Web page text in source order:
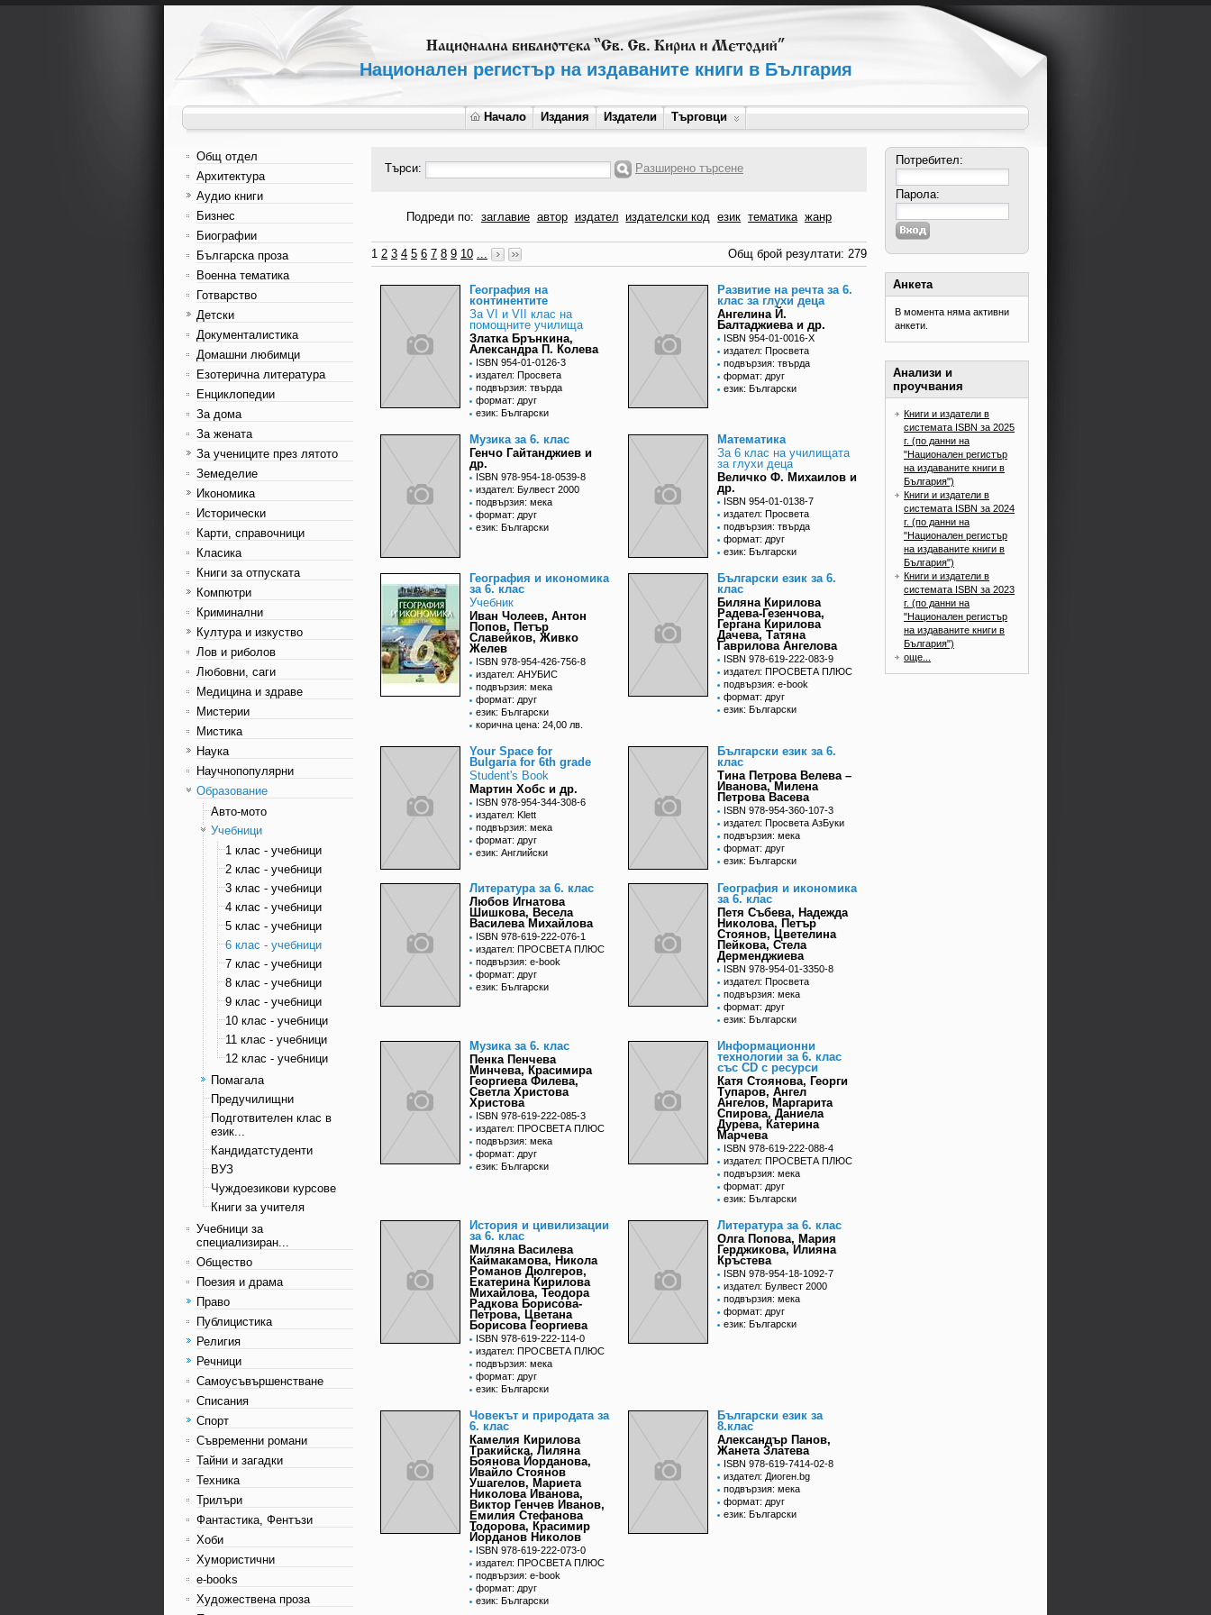
Национален регистър на издаваните книги в България
Начало Издания Издатели Търговци
Общ отдел
Архитектура
Аудио книги
Бизнес
Биографии
Българска проза
Военна тематика
Готварство
Детски
Документалистика
Домашни любимци
Езотерична литература
Енциклопедии
За дома
За жената
За учениците през лятото
Земеделие
Икономика
Исторически
Карти, справочници
Класика
Книги за отпуската
Компютри
Криминални
Култура и изкуство
Лов и риболов
Любовни, саги
Медицина и здраве
Мистерии
Мистика
Наука
Научнопопулярни
Образование
Авто-мото
Учебници
1 клас - учебници
2 клас - учебници
3 клас - учебници
4 клас - учебници
5 клас - учебници
6 клас - учебници
7 клас - учебници
8 клас - учебници
9 клас - учебници
10 клас - учебници
11 клас - учебници
12 клас - учебници
Помагала
Предучилищни
Подготвителен клас в
език...
Кандидатстуденти
ВУЗ
Чуждоезикови курсове
Книги за учителя
Учебници за
специализиран...
Общество
Поезия и драма
Право
Публицистика
Религия
Речници
Самоусъвършенстване
Списания
Спорт
Съвременни романи
Тайни и загадки
Техника
Трилъри
Фантастика, Фентъзи
Хоби
Хумористични
e-books
Художествена проза
Търси: Разширено търсене
Подреди по: заглавие автор издател издателски код език тематика жанр
1 2 3 4 5 6 7 8 9 10 ... Общ брой резултати: 279
География на
континентите
За VI и VII клас на
помощните училища
Златка Брънкина,
Александра П. Колева
ISBN 954-01-0126-3
издател: Просвета
подвързия: твърда
формат: друг
език: Български
Развитие на речта за 6.
клас за глухи деца
Ангелина Й.
Балтаджиева и др.
ISBN 954-01-0016-X
издател: Просвета
подвързия: твърда
формат: друг
език: Български
Музика за 6. клас
Генчо Гайтанджиев и
др.
ISBN 978-954-18-0539-8
издател: Булвест 2000
подвързия: мека
формат: друг
език: Български
Математика
За 6 клас на училищата
за глухи деца
Величко Ф. Михаилов и
др.
ISBN 954-01-0138-7
издател: Просвета
подвързия: твърда
формат: друг
език: Български
География и икономика
за 6. клас
Учебник
Иван Чолеев, Антон
Попов, Петър
Славейков, Живко
Желев
ISBN 978-954-426-756-8
издател: АНУБИС
подвързия: мека
формат: друг
език: Български
корична цена: 24,00 лв.
Български език за 6.
клас
Биляна Кирилова
Радева-Гезенчова,
Гергана Кирилова
Дачева, Татяна
Гаврилова Ангелова
ISBN 978-619-222-083-9
издател: ПРОСВЕТА ПЛЮС
подвързия: e-book
формат: друг
език: Български
Your Space for
Bulgaria for 6th grade
Student's Book
Мартин Хобс и др.
ISBN 978-954-344-308-6
издател: Klett
подвързия: мека
формат: друг
език: Английски
Български език за 6.
клас
Тина Петрова Велева –
Иванова, Милена
Петрова Васева
ISBN 978-954-360-107-3
издател: Просвета АзБуки
подвързия: мека
формат: друг
език: Български
Литература за 6. клас
Любов Игнатова
Шишкова, Весела
Василева Михайлова
ISBN 978-619-222-076-1
издател: ПРОСВЕТА ПЛЮС
подвързия: e-book
формат: друг
език: Български
География и икономика
за 6. клас
Петя Събева, Надежда
Николова, Петър
Стоянов, Цветелина
Пейкова, Стела
Дерменджиева
ISBN 978-954-01-3350-8
издател: Просвета
подвързия: мека
формат: друг
език: Български
Музика за 6. клас
Пенка Пенчева
Минчева, Красимира
Георгиева Филева,
Светла Христова
Христова
ISBN 978-619-222-085-3
издател: ПРОСВЕТА ПЛЮС
подвързия: мека
формат: друг
език: Български
Информационни
технологии за 6. клас
със CD с ресурси
Катя Стоянова, Георги
Тупаров, Ангел
Ангелов, Маргарита
Спирова, Даниела
Дурева, Катерина
Марчева
ISBN 978-619-222-088-4
издател: ПРОСВЕТА ПЛЮС
подвързия: мека
формат: друг
език: Български
История и цивилизации
за 6. клас
Миляна Василева
Каймакамова, Никола
Романов Дюлгеров,
Екатерина Кирилова
Михайлова, Теодора
Радкова Борисова-
Петрова, Цветана
Борисова Георгиева
ISBN 978-619-222-114-0
издател: ПРОСВЕТА ПЛЮС
подвързия: мека
формат: друг
език: Български
Литература за 6. клас
Олга Попова, Мария
Герджикова, Илияна
Кръстева
ISBN 978-954-18-1092-7
издател: Булвест 2000
подвързия: мека
формат: друг
език: Български
Човекът и природата за
6. клас
Камелия Кирилова
Тракийска, Лиляна
Боянова Йорданова,
Ивайло Стоянов
Ушагелов, Мариета
Николова Иванова,
Виктор Генчев Иванов,
Емилия Стефанова
Тодорова, Красимир
Йорданов Николов
ISBN 978-619-222-073-0
издател: ПРОСВЕТА ПЛЮС
подвързия: e-book
формат: друг
език: Български
Български език за
8.клас
Александър Панов,
Жанета Златева
ISBN 978-619-7414-02-8
издател: Диоген.bg
подвързия: мека
формат: друг
език: Български
Потребител:
Парола:
Анкета
В момента няма активни
анкети.
Анализи и
проучвания
Книги и издатели в
системата ISBN за 2025
г. (по данни на
"Национален регистър
на издаваните книги в
България")
Книги и издатели в
системата ISBN за 2024
г. (по данни на
"Национален регистър
на издаваните книги в
България")
Книги и издатели в
системата ISBN за 2023
г. (по данни на
"Национален регистър
на издаваните книги в
България")
още...